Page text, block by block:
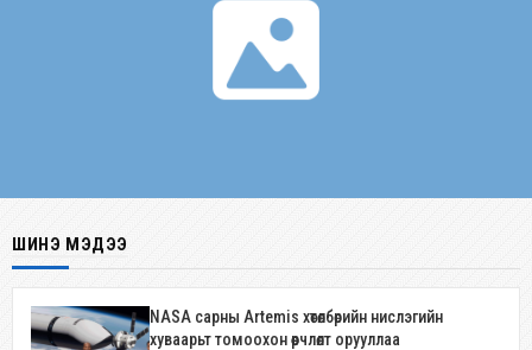
ШИНЭ МЭДЭЭ
NASA сарны Artemis хөтөлбөрийн нислэгийн
хуваарьт томоохон өөрчлөлт орууллаа